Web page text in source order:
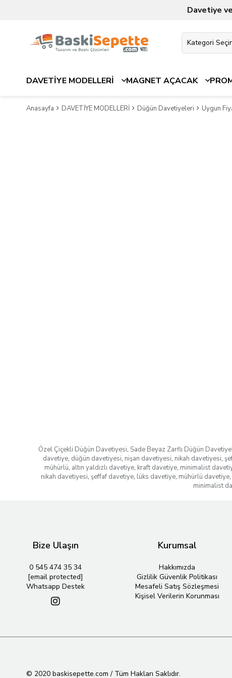
Davetiye
DAVETİYE MODELLERİ MAGNET AÇACAK
Anasayfa DAVETİYE MODELLERİ Düğün Davetiyeleri Uygun
Özel Çiçekli Düğün Davetiyesi, Sade Beyaz Zarflı Düğün
davetiye, düğün davetiyesi, nişan davetiyesi, nikah davetiyesi,
mühürlü, altın yaldızlı davetiye, kraft davetiye, minimalist
nikah davetiyesi, şeffaf davetiye, lüks davetiye, mühürlü davetiye,
minimalist
Bize Ulaşın
0 545 474 35 34
[email protected]
Whatsapp Destek
Kurumsal
Hakkımızda
Gizlilik Güvenlik Politikası
Mesafeli Satış Sözleşmesi
Kişisel Verilerin Korunması
© 2020 baskisepette.com / Tüm Hakları Saklıdır.